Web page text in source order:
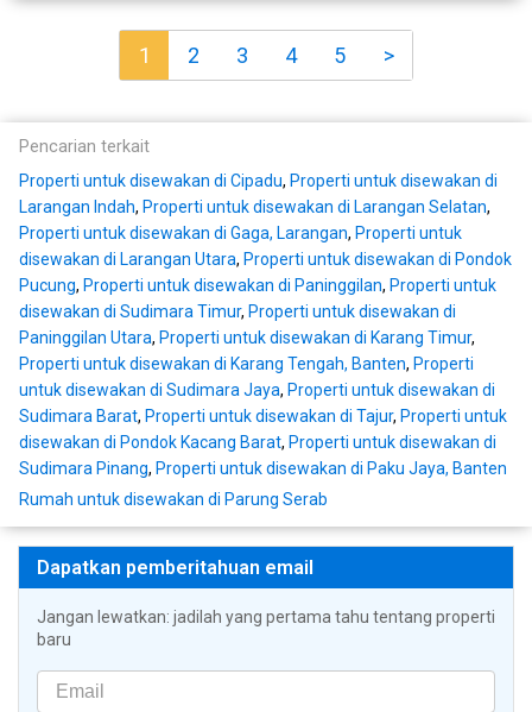
1 2 3 4 5 >
Pencarian terkait
Properti untuk disewakan di Cipadu, Properti untuk disewakan di
Larangan Indah, Properti untuk disewakan di Larangan Selatan,
Properti untuk disewakan di Gaga, Larangan, Properti untuk
disewakan di Larangan Utara, Properti untuk disewakan di Pondok
Pucung, Properti untuk disewakan di Paninggilan, Properti untuk
disewakan di Sudimara Timur, Properti untuk disewakan di
Paninggilan Utara, Properti untuk disewakan di Karang Timur,
Properti untuk disewakan di Karang Tengah, Banten, Properti
untuk disewakan di Sudimara Jaya, Properti untuk disewakan di
Sudimara Barat, Properti untuk disewakan di Tajur, Properti untuk
disewakan di Pondok Kacang Barat, Properti untuk disewakan di
Sudimara Pinang, Properti untuk disewakan di Paku Jaya, Banten
Rumah untuk disewakan di Parung Serab
Dapatkan pemberitahuan email
Jangan lewatkan: jadilah yang pertama tahu tentang properti
baru